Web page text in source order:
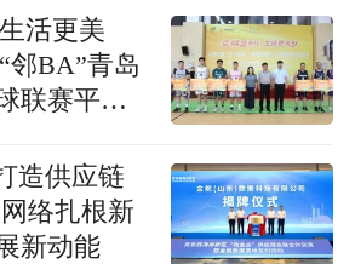
活更美
邻BA”青岛
联赛平度
造供应链
络扎根新
新动能